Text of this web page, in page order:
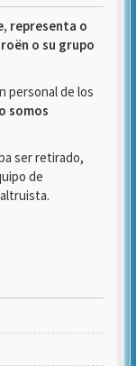
representa o
o su grupo
personal de los
somos
ser retirado,
de